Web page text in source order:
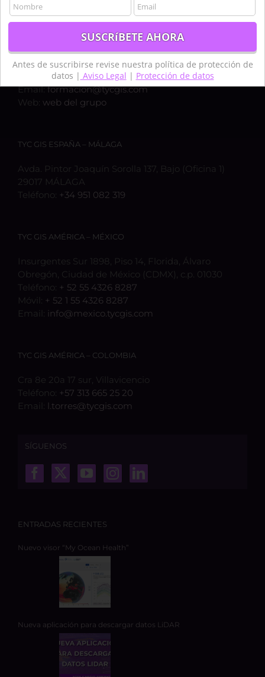
TYC GIS ESPAÑA – MADRID
Calle Bravo Murillo 50, 1ºC,
28003, MADRID
Teléfono:+34 910 325 482
+34 635 619 882
Email:formacion@tycgis.com
Web: web del grupo
TYC GIS ESPAÑA – MÁLAGA
Avda. Pintor Joaquín Sorolla 137, Bajo (Oficina 1)
29017 MÁLAGA
Teléfono: +34 951 082 319
TYC GIS AMÉRICA – MÉXICO
Insurgentes Sur 1898, Piso 14, Florida, Álvaro
Obregón, Ciudad de México (CDMX), c.p. 01030
Teléfono: + 52 55 4326 8287
Móvil: + 52 1 55 4326 8287
Email: info@mexico.tycgis.com
TYC GIS AMÉRICA – COLOMBIA
Cra 8e 20a 17 sur, Villavicencio
Teléfono: +57 313 665 25 20
Email: l.torres@tycgis.com
SÍGUENOS
ENTRADAS RECIENTES
Nuevo visor “My Ocean Health”
Nueva aplicación para descargar datos LiDAR
Antes de suscribirse revise nuestra política de protección de
datos | Aviso Legal | Protección de datos